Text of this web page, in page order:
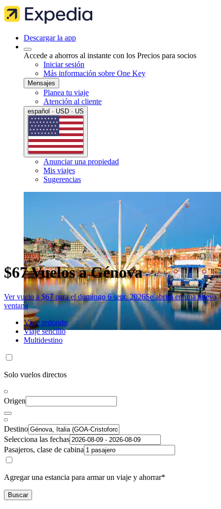
Descargar la app
Accede a ahorros al instante con los Precios para socios
Iniciar sesión
Más información sobre One Key
Mensajes
Planea tu viaje
Atención al cliente
español · USD · US
Anunciar una propiedad
Mis viajes
Sugerencias
$67 Vuelos a Génova
Ver vuelo a $67 para el domingo 6 sept. 2026Se abrirá en una nueva
ventana
Viaje redondo
Viaje sencillo
Multidestino
Solo vuelos directos
Origen
Destino
Selecciona las fechas
Pasajeros, clase de cabina
Agregar una estancia para armar un viaje y ahorrar*
Buscar